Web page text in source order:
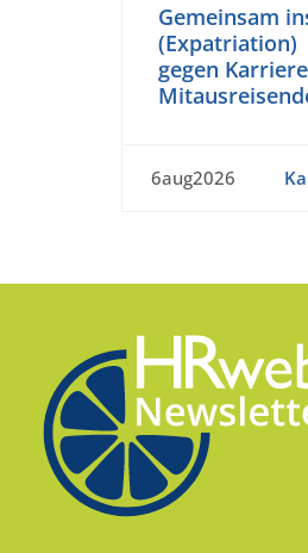
Gemeinsam
(Expatriation)
gegen
6aug2026